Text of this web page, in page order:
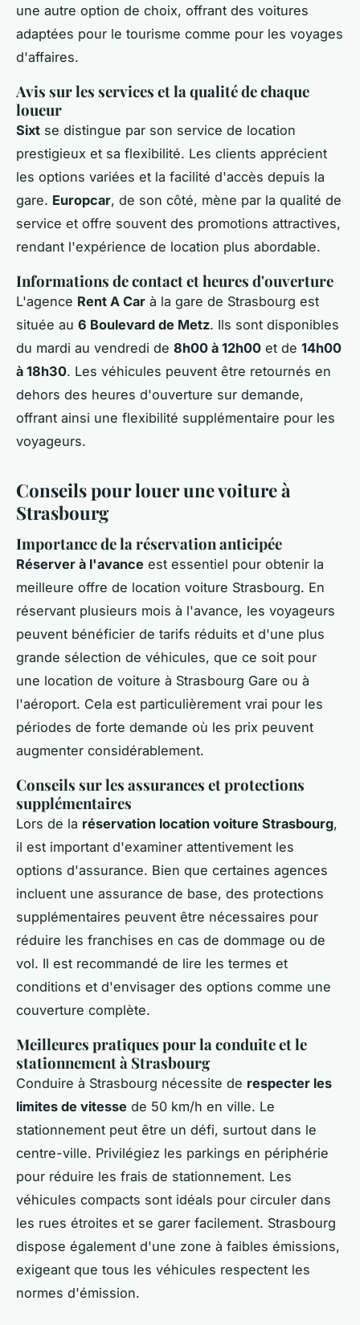
une autre option de choix, offrant des voitures
adaptées pour le tourisme comme pour les voyages
d'affaires.
Avis sur les services et la qualité de chaque
loueur
Sixt se distingue par son service de location
prestigieux et sa flexibilité. Les clients apprécient
les options variées et la facilité d'accès depuis la
gare. Europcar, de son côté, mène par la qualité de
service et offre souvent des promotions attractives,
rendant l'expérience de location plus abordable.
Informations de contact et heures d'ouverture
L'agence Rent A Car à la gare de Strasbourg est
située au 6 Boulevard de Metz. Ils sont disponibles
du mardi au vendredi de 8h00 à 12h00 et de 14h00
à 18h30. Les véhicules peuvent être retournés en
dehors des heures d'ouverture sur demande,
offrant ainsi une flexibilité supplémentaire pour les
voyageurs.
Conseils pour louer une voiture à
Strasbourg
Importance de la réservation anticipée
Réserver à l'avance est essentiel pour obtenir la
meilleure offre de location voiture Strasbourg. En
réservant plusieurs mois à l'avance, les voyageurs
peuvent bénéficier de tarifs réduits et d'une plus
grande sélection de véhicules, que ce soit pour
une location de voiture à Strasbourg Gare ou à
l'aéroport. Cela est particulièrement vrai pour les
périodes de forte demande où les prix peuvent
augmenter considérablement.
Conseils sur les assurances et protections
supplémentaires
Lors de la réservation location voiture Strasbourg,
il est important d'examiner attentivement les
options d'assurance. Bien que certaines agences
incluent une assurance de base, des protections
supplémentaires peuvent être nécessaires pour
réduire les franchises en cas de dommage ou de
vol. Il est recommandé de lire les termes et
conditions et d'envisager des options comme une
couverture complète.
Meilleures pratiques pour la conduite et le
stationnement à Strasbourg
Conduire à Strasbourg nécessite de respecter les
limites de vitesse de 50 km/h en ville. Le
stationnement peut être un défi, surtout dans le
centre-ville. Privilégiez les parkings en périphérie
pour réduire les frais de stationnement. Les
véhicules compacts sont idéals pour circuler dans
les rues étroites et se garer facilement. Strasbourg
dispose également d'une zone à faibles émissions,
exigeant que tous les véhicules respectent les
normes d'émission.